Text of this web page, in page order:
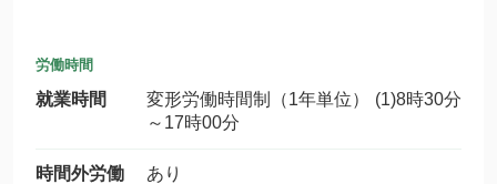
労働時間
就業時間
変形労働時間制（1年単位） (1)8時30分
～17時00分
時間外労働
あり